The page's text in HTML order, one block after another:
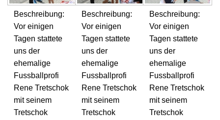
Beschreibung:
Vor einigen
Tagen stattete
uns der
ehemalige
Fussballprofi
Rene Tretschok
mit seinem
Tretschok
Beschreibung:
Vor einigen
Tagen stattete
uns der
ehemalige
Fussballprofi
Rene Tretschok
mit seinem
Tretschok
Beschreibung:
Vor einigen
Tagen stattete
uns der
ehemalige
Fussballprofi
Rene Tretschok
mit seinem
Tretschok